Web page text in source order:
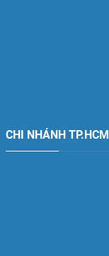
CHI NHÁNH TP.HCM